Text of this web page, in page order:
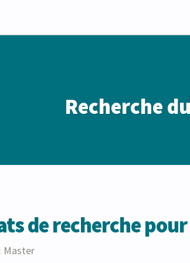
Recherche
de recherche pour
Master